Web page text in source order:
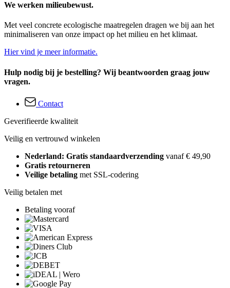
We werken milieubewust.
Met veel concrete ecologische maatregelen dragen we bij aan het
minimaliseren van onze impact op het milieu en het klimaat.
Hier vind je meer informatie.
Hulp nodig bij je bestelling? Wij beantwoorden graag jouw
vragen.
Contact
Geverifieerde kwaliteit
Veilig en vertrouwd winkelen
Nederland: Gratis standaardverzending vanaf € 49,90
Gratis retourneren
Veilige betaling met SSL-codering
Veilig betalen met
Betaling vooraf